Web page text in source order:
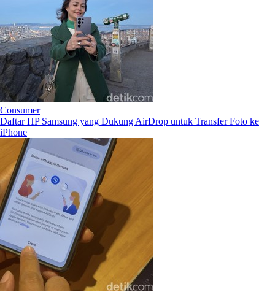
Consumer
Daftar HP Samsung yang Dukung AirDrop untuk Transfer Foto ke
iPhone